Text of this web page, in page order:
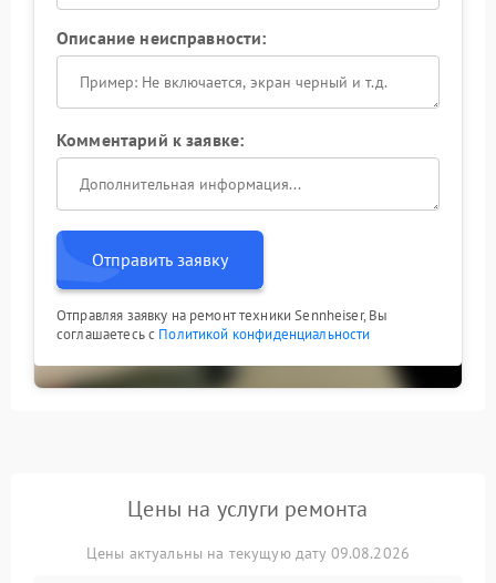
Описание неисправности:
Комментарий к заявке:
Отправить заявку
Отправляя заявку на ремонт техники Sennheiser, Вы
соглашаетесь с Политикой конфиденциальности
Цены на услуги ремонта
Цены актуальны на текущую дату 09.08.2026